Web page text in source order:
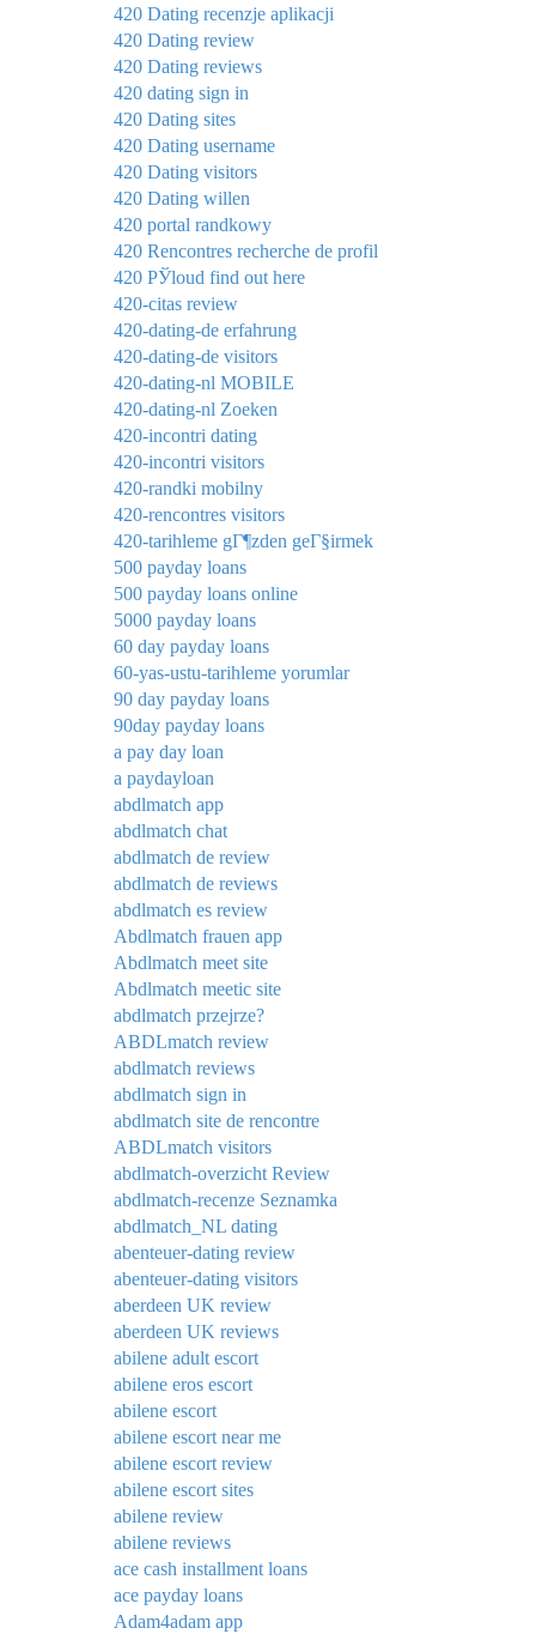
420 Dating recenzje aplikacji
420 Dating review
420 Dating reviews
420 dating sign in
420 Dating sites
420 Dating username
420 Dating visitors
420 Dating willen
420 portal randkowy
420 Rencontres recherche de profil
420 РЎloud find out here
420-citas review
420-dating-de erfahrung
420-dating-de visitors
420-dating-nl MOBILE
420-dating-nl Zoeken
420-incontri dating
420-incontri visitors
420-randki mobilny
420-rencontres visitors
420-tarihleme gГ¶zden geГ§irmek
500 payday loans
500 payday loans online
5000 payday loans
60 day payday loans
60-yas-ustu-tarihleme yorumlar
90 day payday loans
90day payday loans
a pay day loan
a paydayloan
abdlmatch app
abdlmatch chat
abdlmatch de review
abdlmatch de reviews
abdlmatch es review
Abdlmatch frauen app
Abdlmatch meet site
Abdlmatch meetic site
abdlmatch przejrze?
ABDLmatch review
abdlmatch reviews
abdlmatch sign in
abdlmatch site de rencontre
ABDLmatch visitors
abdlmatch-overzicht Review
abdlmatch-recenze Seznamka
abdlmatch_NL dating
abenteuer-dating review
abenteuer-dating visitors
aberdeen UK review
aberdeen UK reviews
abilene adult escort
abilene eros escort
abilene escort
abilene escort near me
abilene escort review
abilene escort sites
abilene review
abilene reviews
ace cash installment loans
ace payday loans
Adam4adam app